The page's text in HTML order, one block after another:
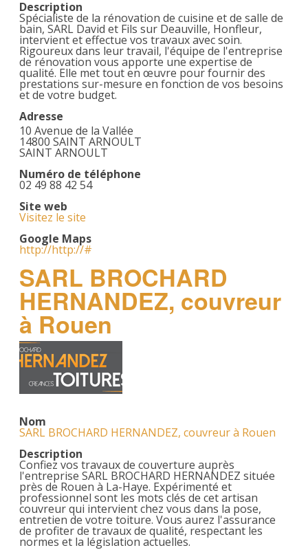
Description
Spécialiste de la rénovation de cuisine et de salle de
bain, SARL David et Fils sur Deauville, Honfleur,
intervient et effectue vos travaux avec soin.
Rigoureux dans leur travail, l'équipe de l'entreprise
de rénovation vous apporte une expertise de
qualité. Elle met tout en œuvre pour fournir des
prestations sur-mesure en fonction de vos besoins
et de votre budget.
Adresse
10 Avenue de la Vallée
14800 SAINT ARNOULT
SAINT ARNOULT
Numéro de téléphone
02 49 88 42 54
Site web
Visitez le site
Google Maps
http://http://#
SARL BROCHARD
HERNANDEZ, couvreur
à Rouen
Nom
SARL BROCHARD HERNANDEZ, couvreur à Rouen
Description
Confiez vos travaux de couverture auprès
l'entreprise SARL BROCHARD HERNANDEZ située
près de Rouen à La-Haye. Expérimenté et
professionnel sont les mots clés de cet artisan
couvreur qui intervient chez vous dans la pose,
entretien de votre toiture. Vous aurez l'assurance
de profiter de travaux de qualité, respectant les
normes et la législation actuelles.